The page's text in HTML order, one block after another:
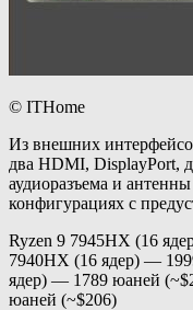
© ITHome
Из внешних
два HDMI, DisplayPort,
аудиоразъема и
конфигурациях с
Ryzen 9 7945HX (16
7940HX (16 ядер) —
ядер) — 1789 юаней
юаней (~$206)